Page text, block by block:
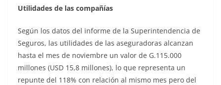
Utilidades de las compañías
Según los datos del informe de la Superintendencia de
Seguros, las utilidades de las aseguradoras alcanzan
hasta el mes de noviembre un valor de G.115.000
millones (USD 15,8 millones), lo que representa un
repunte del 118% con relación al mismo mes pero del